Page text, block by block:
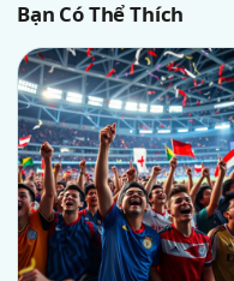
Bạn Có Thể Thích